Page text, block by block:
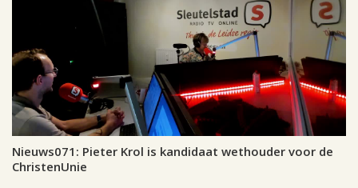
Nieuws071: Pieter Krol is kandidaat wethouder voor de
ChristenUnie